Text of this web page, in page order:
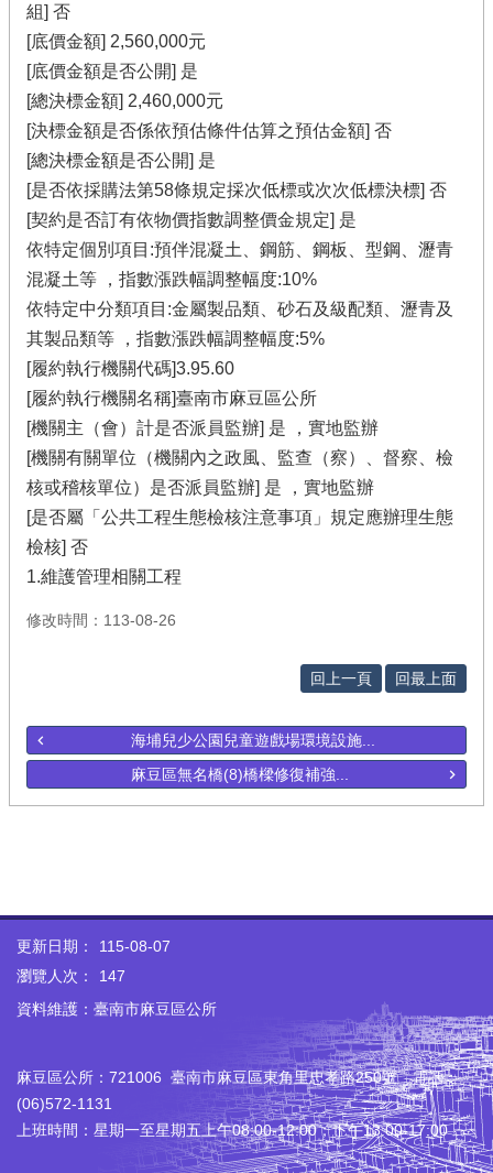
組] 否
[底價金額] 2,560,000元
[底價金額是否公開] 是
[總決標金額] 2,460,000元
[決標金額是否係依預估條件估算之預估金額] 否
[總決標金額是否公開] 是
[是否依採購法第58條規定採次低標或次次低標決標] 否
[契約是否訂有依物價指數調整價金規定] 是
依特定個別項目:預伴混凝土、鋼筋、鋼板、型鋼、瀝青
混凝土等 ，指數漲跌幅調整幅度:10%
依特定中分類項目:金屬製品類、砂石及級配類、瀝青及
其製品類等 ，指數漲跌幅調整幅度:5%
[履約執行機關代碼]3.95.60
[履約執行機關名稱]臺南市麻豆區公所
[機關主（會）計是否派員監辦] 是 ，實地監辦
[機關有關單位（機關內之政風、監查（察）、督察、檢
核或稽核單位）是否派員監辦] 是 ，實地監辦
[是否屬「公共工程生態檢核注意事項」規定應辦理生態
檢核] 否
1.維護管理相關工程
修改時間：113-08-26
回上一頁 回最上面
海埔兒少公園兒童遊戲場環境設施...
麻豆區無名橋(8)橋樑修復補強...
更新日期：
115-08-07
瀏覽人次：
147
資料維護：臺南市麻豆區公所
麻豆區公所：721006 臺南市麻豆區東角里忠孝路250號 電話：
(06)572-1131
上班時間：星期一至星期五上午08:00-12:00；下午13:00-17:00